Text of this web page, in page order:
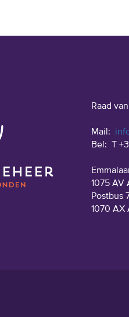
Raad
Mail:
Bel:
T
1075 AV
Postbus
1070 AX